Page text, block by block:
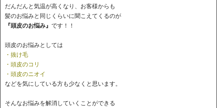
だんだんと気温が高くなり、お客様からも
髪のお悩みと同じくらいに聞こえてくるのが
『頭皮のお悩み』 です！！
頭皮のお悩みとしては
・抜け毛
・頭皮のコリ
・頭皮のニオイ
などを気にしている方も少なくと思います。
そんなお悩みを解消していくことができる